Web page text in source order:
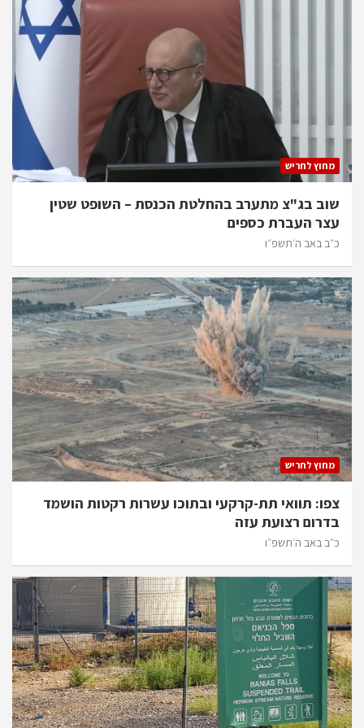
מחוץ לחריש
שוב בג"צ מתערב בהחלטת הכנסת – השופט שטין
עצר העברת כספים
כ״ב באב ה׳תשפ״ו
מחוץ לחריש
צפו: תוואי תת-קרקעי ובתוכו עשרות רקטות הושמד
בדרום רצועת עזה
כ״ב באב ה׳תשפ״ו